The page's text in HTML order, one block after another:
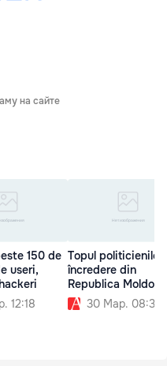
на сайте
150 de
useri,
12:18
Topul politicienilor
încredere din
Republica Moldova
30 Мар. 08:30